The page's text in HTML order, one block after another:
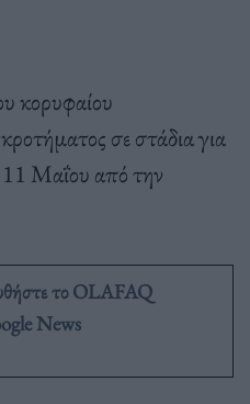
κορυφαίου
σε στάδια για
11 Μαΐου από την
το OLAFAQ
News